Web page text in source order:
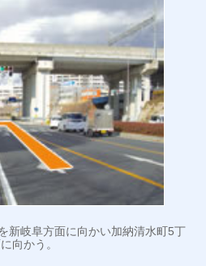
新岐阜方面に向かい加納清水町5丁
向かう。